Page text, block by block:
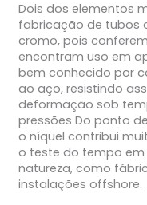
Dois dos elementos
fabricação de tubos
cromo, pois
encontram uso em
bem conhecido por
ao aço, resistindo
deformação sob
pressões Do ponto
o níquel contribui
o teste do tempo
natureza, como
instalações offshore.